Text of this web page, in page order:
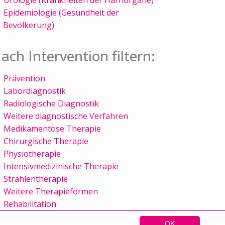
OK
Epidemiologie (Gesundheit der
Bevölkerung)
Intervention filtern:
Prävention
Labordiagnostik
Radiologische Diagnostik
Weitere diagnostische Verfahren
Medikamentöse Therapie
Chirurgische Therapie
Physiotherapie
Intensivmedizinische Therapie
Strahlentherapie
Weitere Therapieformen
Rehabilitation